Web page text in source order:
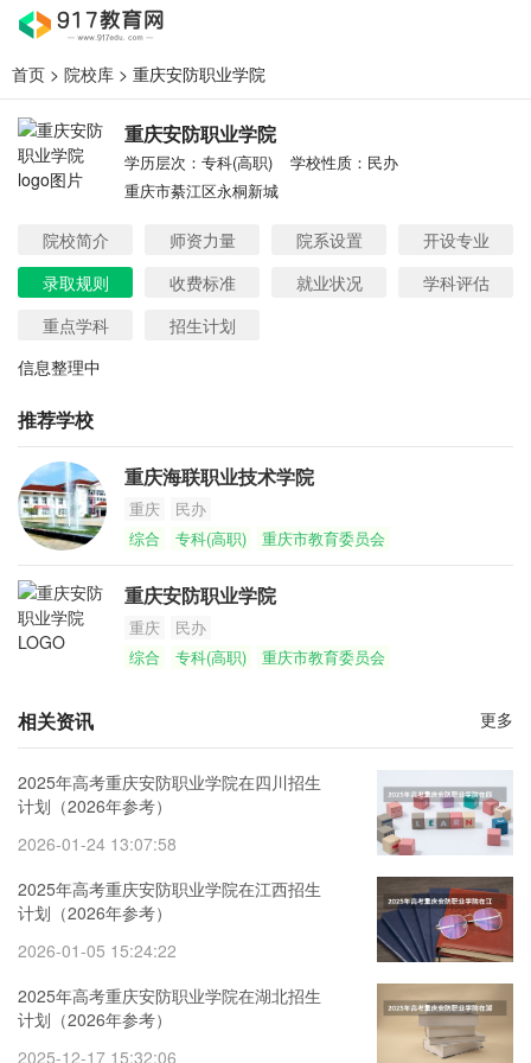
首页 > 院校库 > 重庆安防职业学院
重庆安防职业学院
学历层次：专科(高职)
学校性质：民办
重庆市綦江区永桐新城
院校简介 师资力量 院系设置
开设专业
录取规则
收费标准 就业状况
学科评估
重点学科
招生计划
信息整理中
推荐学校
重庆海联职业技术学院
重庆
民办
综合
专科(高职) 重庆市教育委员会
重庆安防职业学院
重庆
民办
综合
专科(高职) 重庆市教育委员会
相关资讯 更多
2025年高考重庆安防职业学院在四川招生
计划（2026年参考）
2026-01-24 13:07:58
2025年高考重庆安防职业学院在江西招生
计划（2026年参考）
2026-01-05 15:24:22
2025年高考重庆安防职业学院在湖北招生
计划（2026年参考）
2025-12-17 15:32:06